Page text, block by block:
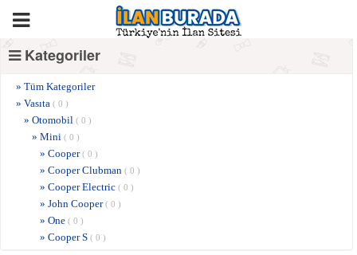
Kategoriler
» Tüm Kategoriler
» Vasıta ( 0 )
» Otomobil ( 0 )
» Mini ( 0 )
» Cooper( 0 )
» Cooper Clubman ( 0 )
» Cooper Electric ( 0 )
» John Cooper( 0 )
» One ( 0 )
» Cooper S ( 0 )